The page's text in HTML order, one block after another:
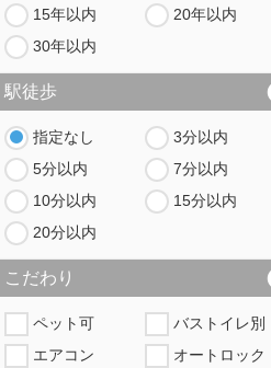
15年以内
20年以内
30年以内
駅徒歩
指定なし
3分以内
5分以内
7分以内
10分以内
15分以内
20分以内
こだわり
ペット可
バストイレ別
エアコン
オートロック